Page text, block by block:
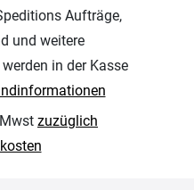
Aufträge,
und weitere
in der Kasse
zuzüglich